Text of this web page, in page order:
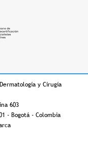
y Cirugía
603
- Bogotá - Colombia